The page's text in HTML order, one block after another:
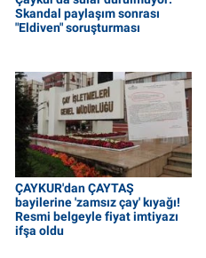
Skandal paylaşım sonrası
"Eldiven" soruşturması
ÇAYKUR'dan ÇAYTAŞ
bayilerine 'zamsız çay' kıyağı!
Resmi belgeyle fiyat imtiyazı
ifşa oldu